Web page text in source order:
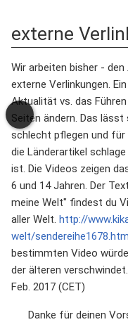
externe
Wir arbeiten bisher -
externe Verlinkungen.
Aktualität vs. das
Seiten ändern. Das
schlecht pflegen und für
die Länderartikel
ist. Die Videos zeigen
6 und 14 Jahren. Der
meine Welt" findest du
aller Welt. http://
welt/
bestimmten Video
der älteren verschwindet.
Feb. 2017 (CET)
Danke für deinen